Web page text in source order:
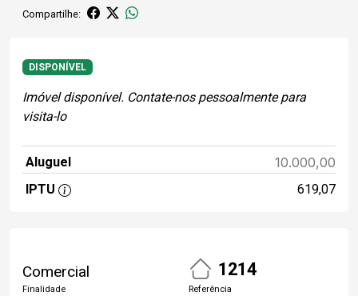
Compartilhe:
DISPONÍVEL
Imóvel disponível. Contate-nos pessoalmente para
visita-lo
Aluguel 10.000,00
IPTU 619,07
Comercial
Finalidade
1214
Referência